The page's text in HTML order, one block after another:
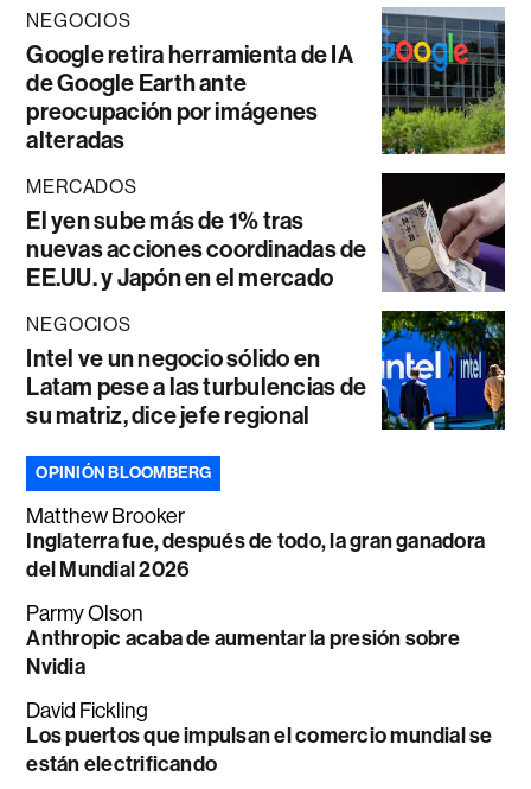
NEGOCIOS
Google retira herramienta de IA
de Google Earth ante
preocupación por imágenes
alteradas
MERCADOS
El yen sube más de 1% tras
nuevas acciones coordinadas de
EE.UU. y Japón en el mercado
NEGOCIOS
Intel ve un negocio sólido en
Latam pese a las turbulencias de
su matriz, dice jefe regional
OPINIÓN BLOOMBERG
Matthew Brooker
Inglaterra fue, después de todo, la gran ganadora
del Mundial 2026
Parmy Olson
Anthropic acaba de aumentar la presión sobre
Nvidia
David Fickling
Los puertos que impulsan el comercio mundial se
están electrificando